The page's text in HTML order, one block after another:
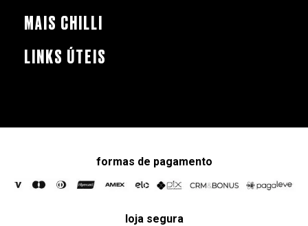
MAIS CHILLI
LINKS ÚTEIS
formas de pagamento
loja segura